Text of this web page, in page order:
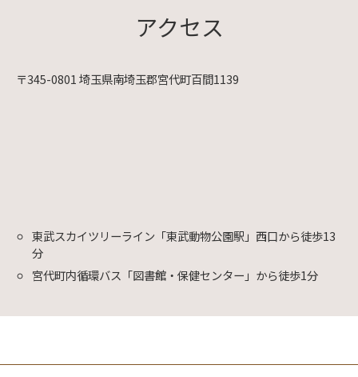
アクセス
〒345-0801 埼玉県南埼玉郡宮代町百間1139
東武スカイツリーライン「東武動物公園駅」西口から徒歩13
分
宮代町内循環バス「図書館・保健センター」から徒歩1分